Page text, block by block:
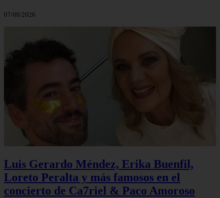
07/08/2026
Luis Gerardo Méndez, Erika Buenfil,
Loreto Peralta y más famosos en el
concierto de Ca7riel & Paco Amoroso